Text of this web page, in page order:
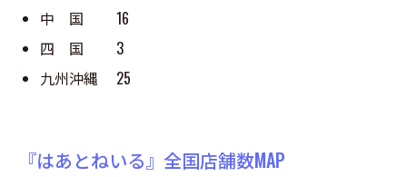
中 国 16
四 国 3
九州沖縄 25
『はあとねいる』全国店舗数MAP